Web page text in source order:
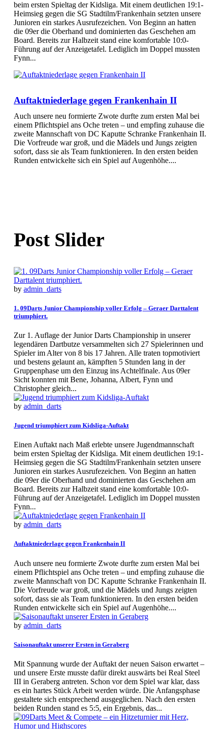
beim ersten Spieltag der Kidsliga. Mit einem deutlichen 19:1-
Heimsieg gegen die SG Stadtilm/Frankenhain setzten unsere
Junioren ein starkes Ausrufezeichen. Von Beginn an hatten
die 09er die Oberhand und dominierten das Geschehen am
Board. Bereits zur Halbzeit stand eine komfortable 10:0-
Führung auf der Anzeigetafel. Lediglich im Doppel mussten
Fynn...
Auftaktniederlage gegen Frankenhain II
Auch unsere neu formierte Zwote durfte zum ersten Mal bei
einem Pflichtspiel ans Oche treten – und empfing zuhause die
zweite Mannschaft von DC Kaputte Schranke Frankenhain II.
Die Vorfreude war groß, und die Mädels und Jungs zeigten
sofort, dass sie als Team funktionieren. In den ersten beiden
Runden entwickelte sich ein Spiel auf Augenhöhe....
Post Slider
by admin_darts
1. 09Darts Junior Championship voller Erfolg – Geraer Darttalent
triumphiert.
Zur 1. Auflage der Junior Darts Championship in unserer
legendären Dartbutze versammelten sich 27 Spielerinnen und
Spieler im Alter von 8 bis 17 Jahren. Alle traten topmotiviert
und bestens gelaunt an, kämpften 5 Stunden lang in der
Gruppenphase um den Einzug ins Achtelfinale. Aus 09er
Sicht konnten mit Bene, Johanna, Albert, Fynn und
Christopher gleich...
by admin_darts
Jugend triumphiert zum Kidsliga-Auftakt
Einen Auftakt nach Maß erlebte unsere Jugendmannschaft
beim ersten Spieltag der Kidsliga. Mit einem deutlichen 19:1-
Heimsieg gegen die SG Stadtilm/Frankenhain setzten unsere
Junioren ein starkes Ausrufezeichen. Von Beginn an hatten
die 09er die Oberhand und dominierten das Geschehen am
Board. Bereits zur Halbzeit stand eine komfortable 10:0-
Führung auf der Anzeigetafel. Lediglich im Doppel mussten
Fynn...
by admin_darts
Auftaktniederlage gegen Frankenhain II
Auch unsere neu formierte Zwote durfte zum ersten Mal bei
einem Pflichtspiel ans Oche treten – und empfing zuhause die
zweite Mannschaft von DC Kaputte Schranke Frankenhain II.
Die Vorfreude war groß, und die Mädels und Jungs zeigten
sofort, dass sie als Team funktionieren. In den ersten beiden
Runden entwickelte sich ein Spiel auf Augenhöhe....
by admin_darts
Saisonauftakt unserer Ersten in Geraberg
Mit Spannung wurde der Auftakt der neuen Saison erwartet –
und unsere Erste musste dafür direkt auswärts bei Real Steel
III in Geraberg antreten. Schon vor dem Spiel war klar, dass
es ein hartes Stück Arbeit werden würde. Die Anfangsphase
gestaltete sich entsprechend ausgeglichen. Nach den ersten
beiden Runden stand es 5:5, ein Ergebnis, das...